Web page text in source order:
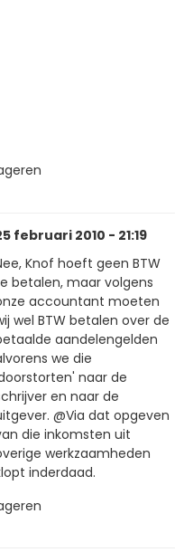
februari 2010 - 21:19
Knof hoeft geen BTW
betalen, maar volgens
accountant moeten
wel BTW betalen over de
aandelengelden
we die
naar de
en naar de
@Via dat opgeven
die inkomsten uit
werkzaamheden
inderdaad.